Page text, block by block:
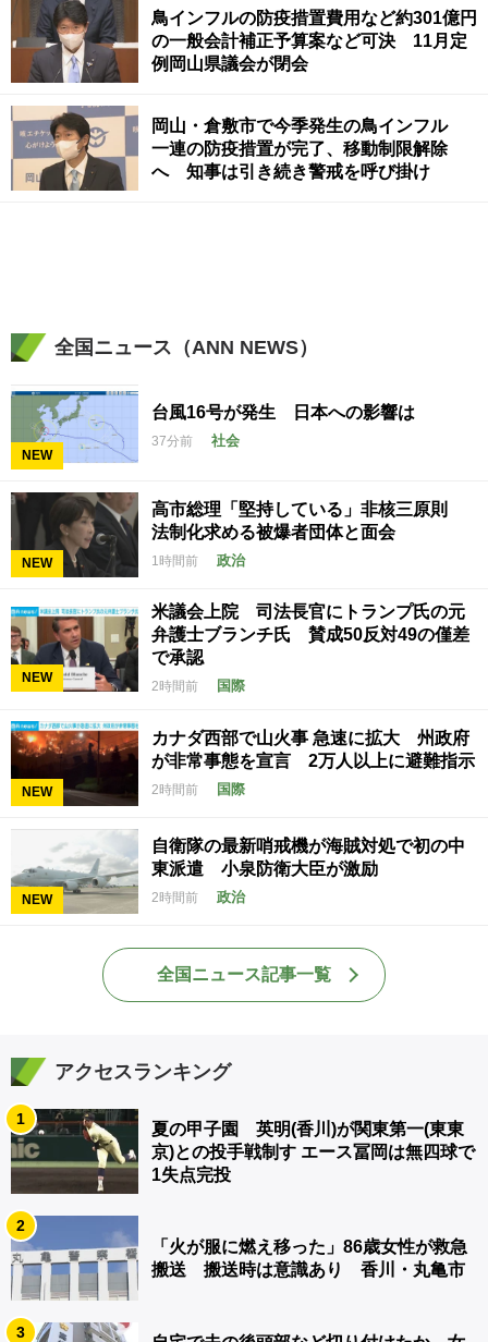
鳥インフルの防疫措置費用など約301億円
の一般会計補正予算案など可決 11月定
例岡山県議会が閉会
岡山・倉敷市で今季発生の鳥インフル
一連の防疫措置が完了、移動制限解除
へ 知事は引き続き警戒を呼び掛け
全国ニュース（ANN NEWS）
NEW
台風16号が発生 日本への影響は
37分前 社会
NEW
高市総理「堅持している」非核三原則
法制化求める被爆者団体と面会
1時間前 政治
NEW
米議会上院 司法長官にトランプ氏の元
弁護士ブランチ氏 賛成50反対49の僅差
で承認
2時間前 国際
NEW
カナダ西部で山火事 急速に拡大 州政府
が非常事態を宣言 2万人以上に避難指示
2時間前 国際
NEW
自衛隊の最新哨戒機が海賊対処で初の中
東派遣 小泉防衛大臣が激励
2時間前 政治
全国ニュース記事一覧
アクセスランキング
1
夏の甲子園 英明(香川)が関東第一(東東
京)との投手戦制す エース冨岡は無四球で
1失点完投
2
「火が服に燃え移った」86歳女性が救急
搬送 搬送時は意識あり 香川・丸亀市
3